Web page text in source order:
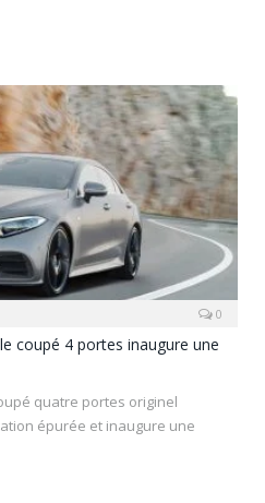
0
coupé 4 portes inaugure une
quatre portes originel
épurée et inaugure une